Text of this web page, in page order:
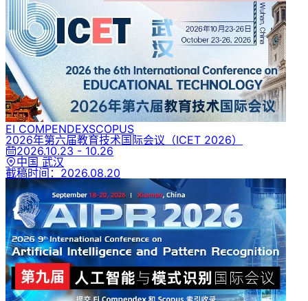
EI COMPENDEXSCOPUS
2026年第六届教育技术国际会议 （ICET 2026）
2026.10.23 - 10.26
中国 武汉
截稿时间： 2026.08.20